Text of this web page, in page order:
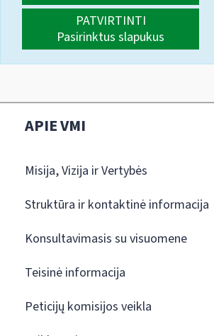
PATVIRTINTI
Pasirinktus slapukus
APIE VMI
Misija, Vizija ir Vertybės
Struktūra ir kontaktinė informacija
Konsultavimasis su visuomene
Teisinė informacija
Peticijų komisijos veikla